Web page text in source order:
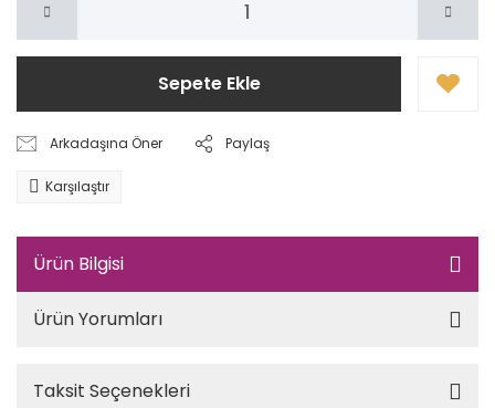
Sepete Ekle
Arkadaşına Öner Paylaş
Karşılaştır
Ürün Bilgisi
Ürün Yorumları
Taksit Seçenekleri